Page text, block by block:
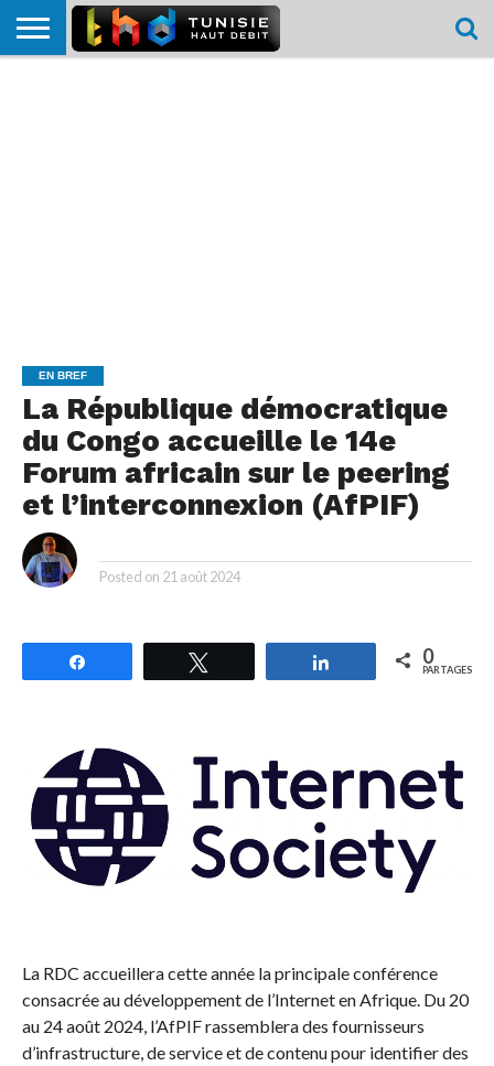
EN BREF
La République démocratique
du Congo accueille le 14e
Forum africain sur le peering
et l’interconnexion (AfPIF)
Posted on 21 août 2024
Partagez 0
PARTAGES
La RDC accueillera cette année la principale conférence
consacrée au développement de l’Internet en Afrique. Du 20
au 24 août 2024, l’AfPIF rassemblera des fournisseurs
d’infrastructure, de service et de contenu pour identifier des